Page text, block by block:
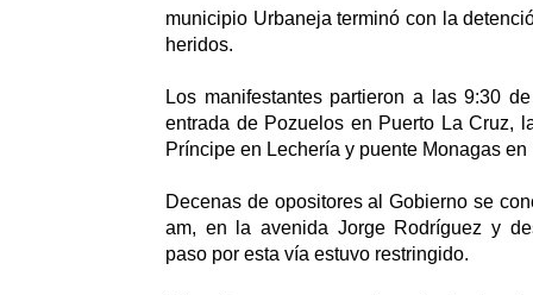
municipio Urbaneja terminó con la
heridos.
Los manifestantes partieron a las 9:30
entrada de Pozuelos en Puerto La Cruz,
Príncipe en Lechería y puente Monagas en
Decenas de opositores al Gobierno se
am, en la avenida Jorge Rodríguez y
paso por esta vía estuvo restringido.